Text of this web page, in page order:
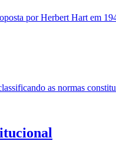
por Herbert Hart em
as normas